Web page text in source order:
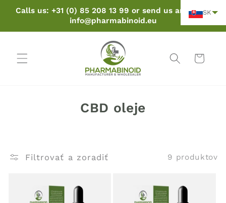
Preskočiť
Calls us: +31 (0) 85 208 13 99 or send us an email:
info@pharmabinoid.eu
Košík
K
e
c
CBD oleje
Filtrovať a zoradiť 9 produktov
SK